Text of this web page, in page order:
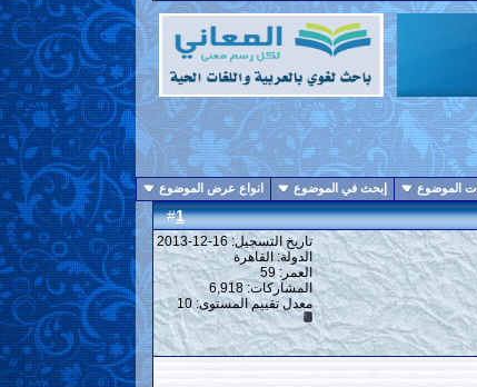
الموضوع إبحث في الموضوع انواع عرض الموضوع
#
1
تاريخ التسجيل: 16-12-2013
الدولة: القاهرة
العمر: 59
المشاركات: 6,918
معدل تقييم المستوى: 10